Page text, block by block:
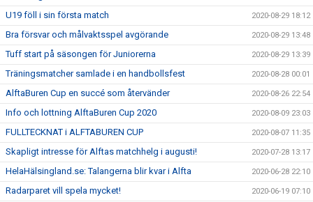
U19 föll i sin första match 2020-08-29 18:12
Bra försvar och målvaktsspel avgörande 2020-08-29 13:48
Tuff start på säsongen för Juniorerna 2020-08-29 13:39
Träningsmatcher samlade i en handbollsfest 2020-08-28 00:01
AlftaBuren Cup en succé som återvänder 2020-08-26 22:54
Info och lottning AlftaBuren Cup 2020 2020-08-09 23:03
FULLTECKNAT i ALFTABUREN CUP 2020-08-07 11:35
Skapligt intresse för Alftas matchhelg i augusti! 2020-07-28 13:17
HelaHälsingland.se: Talangerna blir kvar i Alfta 2020-06-28 22:10
Radarparet vill spela mycket! 2020-06-19 07:10